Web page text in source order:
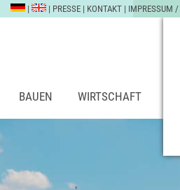
| | PRESSE | KONTAKT | IMPRESSUM
BAUEN
WIRTSCHAFT